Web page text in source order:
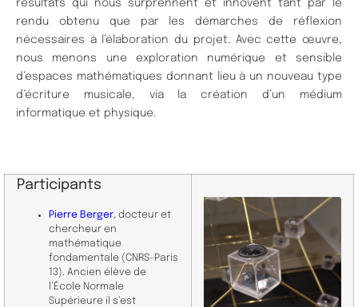
résultats qui nous surprennent et innovent tant par le
rendu obtenu que par les démarches de réflexion
nécessaires à l’élaboration du projet. Avec cette œuvre,
nous menons une exploration numérique et sensible
d’espaces mathématiques donnant lieu à un nouveau type
d’écriture musicale, via la création d’un médium
informatique et physique.​
Participants
Pierre Berger, docteur et
chercheur en
mathématique
fondamentale (CNRS-Paris
13). Ancien élève de
l’École Normale
Supérieure il s’est